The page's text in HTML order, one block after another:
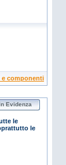
e componenti
Evidenza
le
le